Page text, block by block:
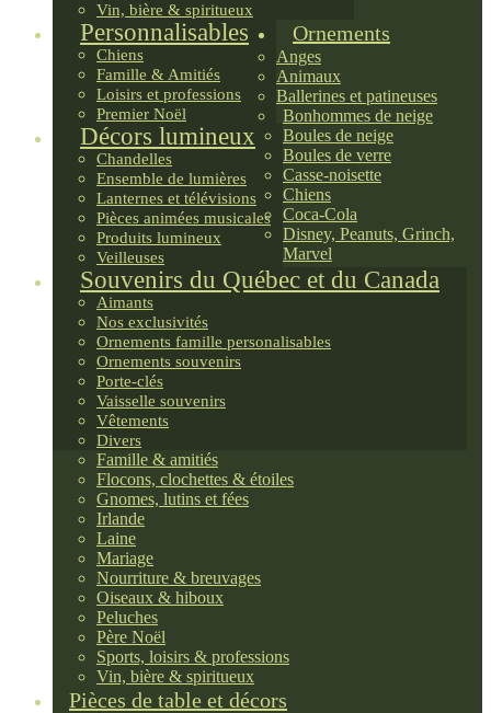
Vin, bière & spiritueux
Personnalisables
Chiens
Famille & Amitiés
Loisirs et professions
Premier Noël
Décors lumineux
Chandelles
Ensemble de lumières
Lanternes et télévisions
Pièces animées musicales
Produits lumineux
Veilleuses
Souvenirs du Québec et du Canada
Aimants
Nos exclusivités
Ornements famille personalisables
Ornements souvenirs
Porte-clés
Vaisselle souvenirs
Vêtements
Divers
Ornements
Anges
Animaux
Ballerines et patineuses
Bonhommes de neige
Boules de neige
Boules de verre
Casse-noisette
Chiens
Coca-Cola
Disney, Peanuts, Grinch,
Marvel
Famille & amitiés
Flocons, clochettes & étoiles
Gnomes, lutins et fées
Irlande
Laine
Mariage
Nourriture & breuvages
Oiseaux & hiboux
Peluches
Père Noël
Sports, loisirs & professions
Vin, bière & spiritueux
Pièces de table et décors